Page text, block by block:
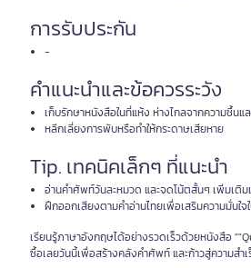
การรับประกัน
-
คำแนะนำและข้อควรระวัง
เก็บรักษาหนังสือในที่แห้ง ห่างไกลจากความชื้นแ
หลีกเลี่ยงการพับหรือทำให้กระดาษเสียหาย
Tip. เทคนิคเล็กๆ ที่แนะนำ
อ่านคำศัพท์วันละหมวด และจดโน้ตสั้นๆ เพิ่มเติ
ฝึกออกเสียงตามคำอ่านไทยเพื่อเสริมความมั่นใ
เรียนรู้ภาษาอังกฤษได้อย่างรวดเร็วด้วยหนังสือ
ซื้อเลยวันนี้เพื่อสร้างคลังคำศัพท์ และก้าวสู่ความสำ